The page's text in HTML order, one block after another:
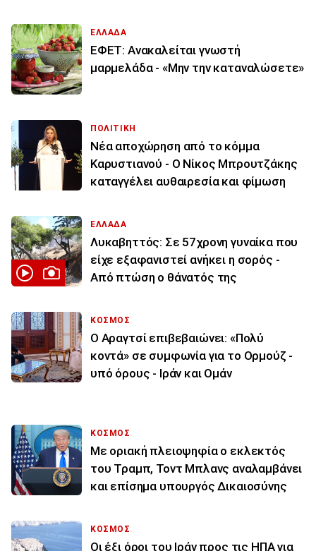
ΕΛΛΑΔΑ
ΕΦΕΤ: Ανακαλείται γνωστή
μαρμελάδα - «Μην την καταναλώσετε»
ΠΟΛΙΤΙΚΗ
Νέα αποχώρηση από το κόμμα
Καρυστιανού - Ο Νίκος Μπρουτζάκης
καταγγέλει αυθαιρεσία και φίμωση
ΕΛΛΑΔΑ
Λυκαβηττός: Σε 57χρονη γυναίκα που
είχε εξαφανιστεί ανήκει η σορός -
Από πτώση ο θάνατός της
ΚΟΣΜΟΣ
Ο Αραγτσί επιβεβαιώνει: «Πολύ
κοντά» σε συμφωνία για το Ορμούζ -
υπό όρους - Ιράν και Ομάν
ΚΟΣΜΟΣ
Με οριακή πλειοψηφία ο εκλεκτός
του Τραμπ, Τοντ Μπλανς αναλαμβάνει
και επίσημα υπουργός Δικαιοσύνης
ΚΟΣΜΟΣ
Οι έξι όροι του Ιράν προς τις ΗΠΑ για